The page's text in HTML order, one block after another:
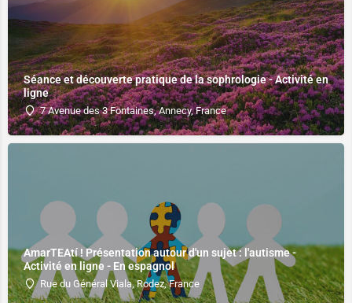
Séance et découverte pratique de la sophrologie - Activité en
ligne
7 Avenue des 3 Fontaines, Annecy, France
AmarTEAtí ! Présentation autour d'un sujet : l'autisme -
Activité en ligne - En espagnol
Rue du Général Viala, Rodez, France